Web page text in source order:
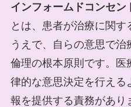
インフォームドコンセ
とは、患者が治療に関
うえで、自らの意思で
倫理の根本原則です。医
律的な意思決定を行える
報を提供する責務があり